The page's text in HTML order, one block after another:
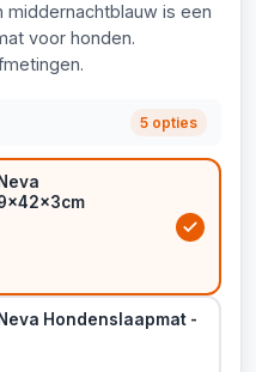
middernachtblauw is een
voor honden.
5 opties
Hondenslaapmat -